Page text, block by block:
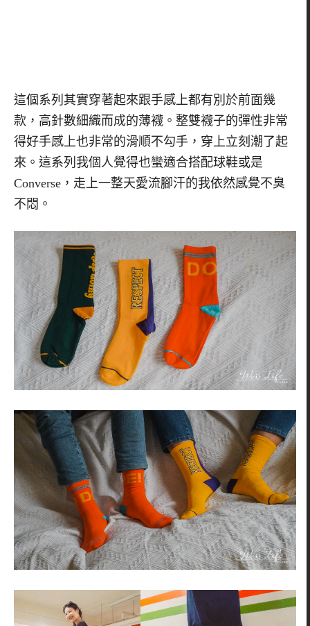
這個系列其實穿著起來跟手感上都有別於前面幾
款，高針數細織而成的薄襪。整雙襪子的彈性非常
得好手感上也非常的滑順不勾手，穿上立刻潮了起
來。這系列我個人覺得也蠻適合搭配球鞋或是
Converse ，走上一整天愛流腳汗的我依然感覺不臭
不悶。